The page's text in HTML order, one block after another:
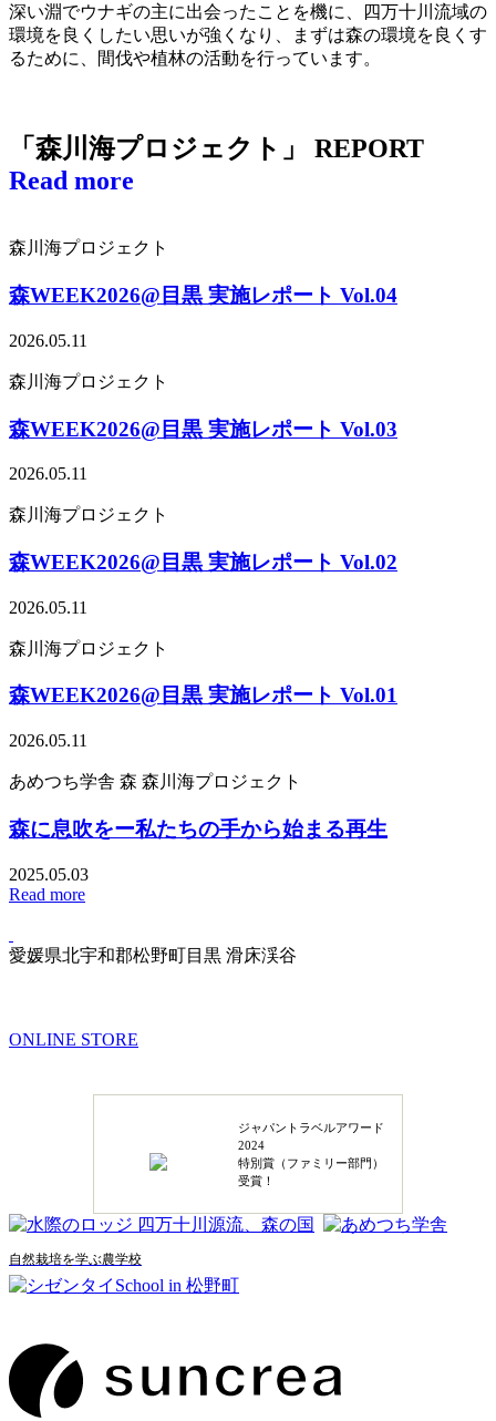
深い淵でウナギの主に出会ったことを機に、四万十川流域の
環境を良くしたい思いが強くなり、まずは森の環境を良くす
るために、間伐や植林の活動を行っています。
「森川海プロジェクト」 REPORT
Read more
森川海プロジェクト
森WEEK2026@目黒 実施レポート Vol.04
2026.05.11
森川海プロジェクト
森WEEK2026@目黒 実施レポート Vol.03
2026.05.11
森川海プロジェクト
森WEEK2026@目黒 実施レポート Vol.02
2026.05.11
森川海プロジェクト
森WEEK2026@目黒 実施レポート Vol.01
2026.05.11
あめつち学舎 森 森川海プロジェクト
森に息吹をー私たちの手から始まる再生
2025.05.03
Read more
愛媛県北宇和郡松野町目黒 滑床渓谷
ONLINE STORE
ジャパントラベルアワード
2024
特別賞（ファミリー部門）
受賞！
自然栽培を学ぶ農学校